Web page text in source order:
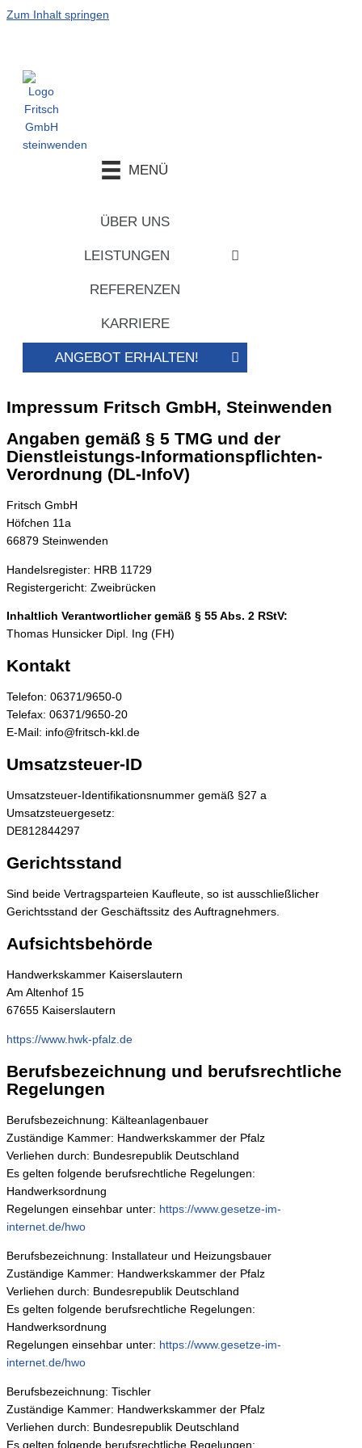
Zum Inhalt springen
MENÜ
ÜBER UNS
LEISTUNGEN
REFERENZEN
KARRIERE
ANGEBOT ERHALTEN!
Impressum Fritsch GmbH, Steinwenden
Angaben gemäß § 5 TMG und der
Dienstleistungs-Informationspflichten-
Verordnung (DL-InfoV)
Fritsch GmbH
Höfchen 11a
66879 Steinwenden
Handelsregister: HRB 11729
Registergericht: Zweibrücken
Inhaltlich Verantwortlicher gemäß § 55 Abs. 2 RStV:
Thomas Hunsicker Dipl. Ing (FH)
Kontakt
Telefon: 06371/9650-0
Telefax: 06371/9650-20
E-Mail: info@fritsch-kkl.de
Umsatzsteuer-ID
Umsatzsteuer-Identifikationsnummer gemäß §27 a
Umsatzsteuergesetz:
DE812844297
Gerichtsstand
Sind beide Vertragsparteien Kaufleute, so ist ausschließlicher
Gerichtsstand der Geschäftssitz des Auftragnehmers.
Aufsichtsbehörde
Handwerkskammer Kaiserslautern
Am Altenhof 15
67655 Kaiserslautern
https://www.hwk-pfalz.de
Berufsbezeichnung und berufsrechtliche
Regelungen
Berufsbezeichnung: Kälteanlagenbauer
Zuständige Kammer: Handwerkskammer der Pfalz
Verliehen durch: Bundesrepublik Deutschland
Es gelten folgende berufsrechtliche Regelungen:
Handwerksordnung
Regelungen einsehbar unter: https://www.gesetze-im-
internet.de/hwo
Berufsbezeichnung: Installateur und Heizungsbauer
Zuständige Kammer: Handwerkskammer der Pfalz
Verliehen durch: Bundesrepublik Deutschland
Es gelten folgende berufsrechtliche Regelungen:
Handwerksordnung
Regelungen einsehbar unter: https://www.gesetze-im-
internet.de/hwo
Berufsbezeichnung: Tischler
Zuständige Kammer: Handwerkskammer der Pfalz
Verliehen durch: Bundesrepublik Deutschland
Es gelten folgende berufsrechtliche Regelungen: